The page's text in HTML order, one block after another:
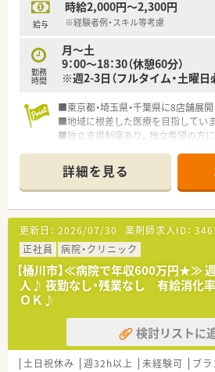
給与
時給2,000円～2,300円
※経験者例・スキル等考慮
勤務
時間
月～土
9：00～18：30（休憩60分）
※週2-3日（フルタイム・土曜日
■東京都・埼玉県・千葉県に8店舗展
■地域に根差した医療を目指していま
■独立支援制度あり。独立希望の方に
詳細を見る
更新日： 2026/07/30 薬剤師求人ID：
正社員
病院・クリニック
【桶川市】≪病院で年収600万円★≫
人♪ 夜勤なし・残業なし 有給消化
ＯＫ♪
検討リストに
土日祝休み 週32h以上 未経験可 ブ